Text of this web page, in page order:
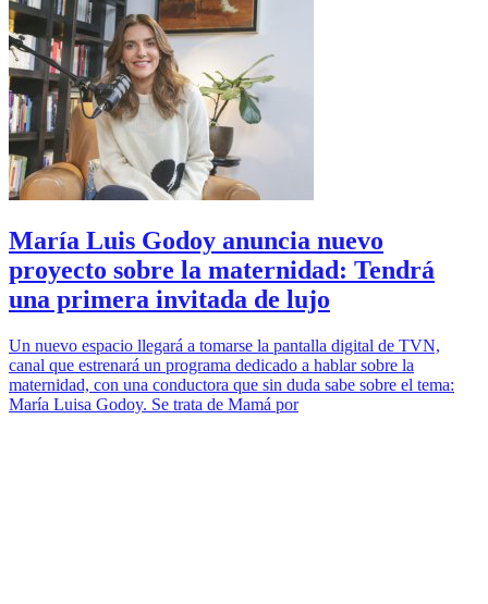
María Luis Godoy anuncia nuevo
proyecto sobre la maternidad: Tendrá
una primera invitada de lujo
Un nuevo espacio llegará a tomarse la pantalla digital de TVN,
canal que estrenará un programa dedicado a hablar sobre la
maternidad, con una conductora que sin duda sabe sobre el tema:
María Luisa Godoy. Se trata de Mamá por